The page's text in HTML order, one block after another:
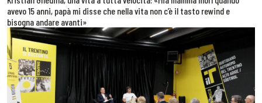
avevo 15 anni, papà mi disse che nella vita non c’è il tasto rewind e
bisogna andare avanti»